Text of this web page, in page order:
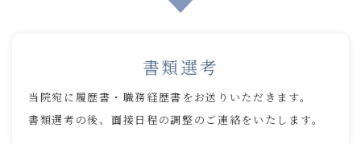
書類選考
当院宛に履歴書・職務経歴書をお送りいただきます。
書類選考の後、面接日程の調整のご連絡をいたします。